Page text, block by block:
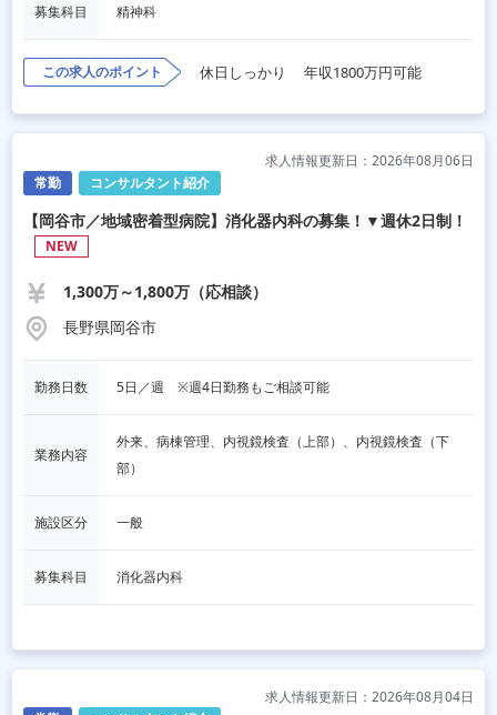
募集科目 精神科
この求人のポイント 休日しっかり 年収1800万円可能
常勤 コンサルタント紹介
求人情報更新日：2026年08月06日
【岡谷市／地域密着型病院】消化器内科の募集！▼週休2日制！
NEW
1,300万～1,800万（応相談）
長野県岡谷市
勤務日数 5日／週　※週4日勤務もご相談可能
業務内容
外来、病棟管理、内視鏡検査（上部）、内視鏡検査（下
部）
施設区分 一般
募集科目 消化器内科
求人情報更新日：2026年08月04日